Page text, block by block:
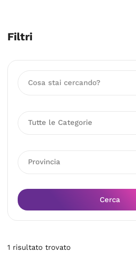
Filtri
Tutte le Categorie
Provincia
Cerca
1 risultato trovato